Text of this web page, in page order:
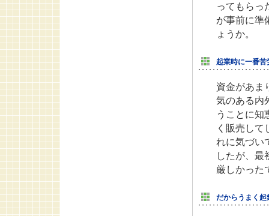
ってもらっ
が事前に準
ょうか。
起業時に一番苦
資金があま
気のある内
うことに知
く販売して
れに気づい
したが、最
厳しかった
だからうまく